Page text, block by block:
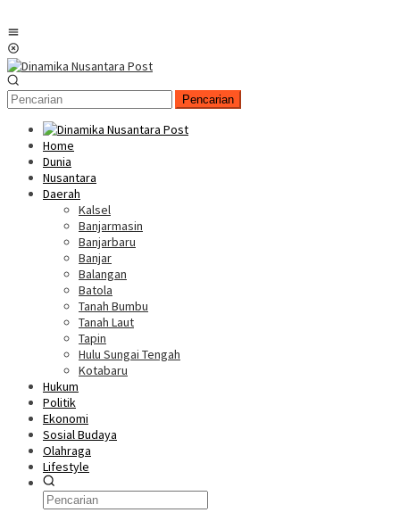
Pencarian
Home
Dunia
Nusantara
Daerah
Kalsel
Banjarmasin
Banjarbaru
Banjar
Balangan
Batola
Tanah Bumbu
Tanah Laut
Tapin
Hulu Sungai Tengah
Kotabaru
Hukum
Politik
Ekonomi
Sosial Budaya
Olahraga
Lifestyle